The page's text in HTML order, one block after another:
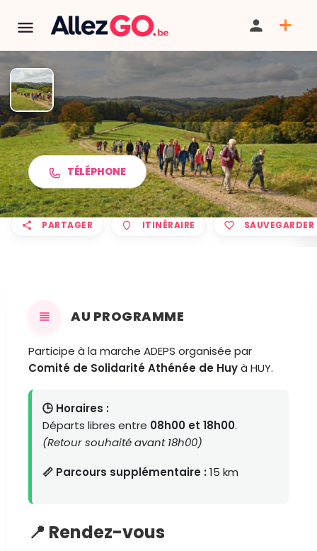
Marche ADEPS à HUY
TÉLÉPHONE
PARTAGER ITINÉRAIRE SAUVEGARDER
AU PROGRAMME
Participe à la marche ADEPS organisée par
Comité de Solidarité Athénée de Huyà HUY.
🕒 Horaires :
Départs libres entre 08h00 et 18h00.
(Retour souhaité avant 18h00)
📏 Parcours supplémentaire :15 km
📍 Rendez-vous